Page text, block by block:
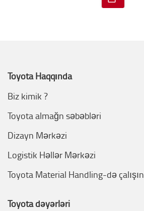
Toyota Haqqında
Biz kimik ?
Toyota almağn səbəbləri
Dizayn Mərkəzi
Logistik Həllər Mərkəzi
Toyota Material Handling-də çalışın
Toyota dəyərləri